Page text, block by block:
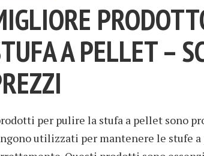
A PELLET –
per pulire la stufa a pellet sono
utilizzati per mantenere le stufe